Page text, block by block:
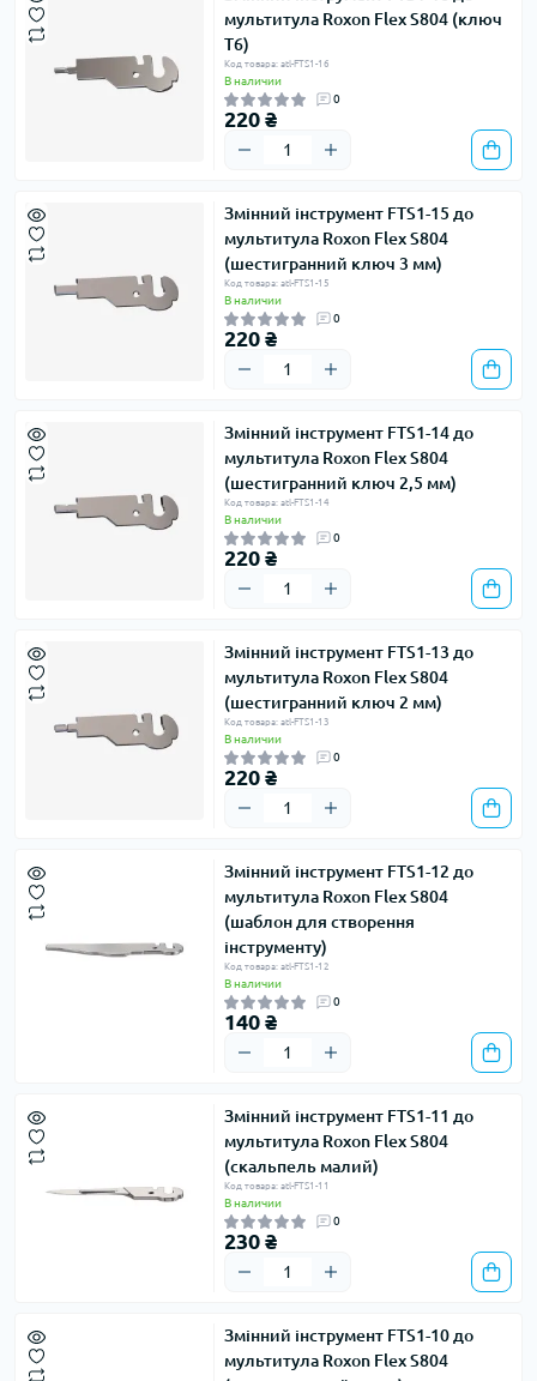
мультитула Roxon Flex S804 (ключ
Т6)
Код товара: atl-FTS1-16
В наличии
0
220 ₴
Змінний інструмент FTS1-15 до
мультитула Roxon Flex S804
(шестигранний ключ 3 мм)
Код товара: atl-FTS1-15
В наличии
0
220 ₴
Змінний інструмент FTS1-14 до
мультитула Roxon Flex S804
(шестигранний ключ 2,5 мм)
Код товара: atl-FTS1-14
В наличии
0
220 ₴
Змінний інструмент FTS1-13 до
мультитула Roxon Flex S804
(шестигранний ключ 2 мм)
Код товара: atl-FTS1-13
В наличии
0
220 ₴
Змінний інструмент FTS1-12 до
мультитула Roxon Flex S804
(шаблон для створення
інструменту)
Код товара: atl-FTS1-12
В наличии
0
140 ₴
Змінний інструмент FTS1-11 до
мультитула Roxon Flex S804
(скальпель малий)
Код товара: atl-FTS1-11
В наличии
0
230 ₴
Змінний інструмент FTS1-10 до
мультитула Roxon Flex S804